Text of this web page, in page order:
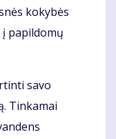
kokybės
papildomų
savo
Tinkamai